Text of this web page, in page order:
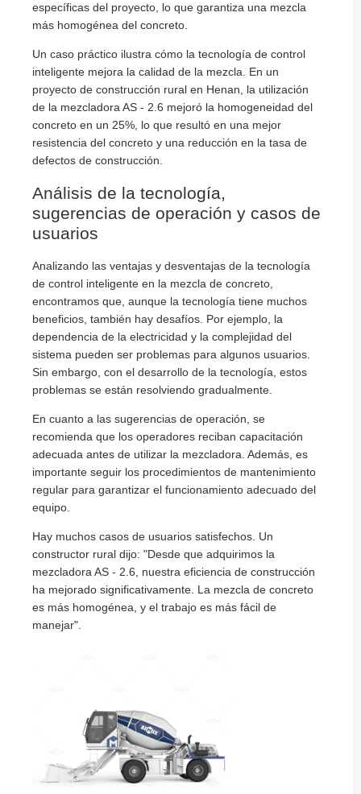
específicas del proyecto, lo que garantiza una mezcla
más homogénea del concreto.
Un caso práctico ilustra cómo la tecnología de control
inteligente mejora la calidad de la mezcla. En un
proyecto de construcción rural en Henan, la utilización
de la mezcladora AS - 2.6 mejoró la homogeneidad del
concreto en un 25%, lo que resultó en una mejor
resistencia del concreto y una reducción en la tasa de
defectos de construcción.
Análisis de la tecnología,
sugerencias de operación y casos de
usuarios
Analizando las ventajas y desventajas de la tecnología
de control inteligente en la mezcla de concreto,
encontramos que, aunque la tecnología tiene muchos
beneficios, también hay desafíos. Por ejemplo, la
dependencia de la electricidad y la complejidad del
sistema pueden ser problemas para algunos usuarios.
Sin embargo, con el desarrollo de la tecnología, estos
problemas se están resolviendo gradualmente.
En cuanto a las sugerencias de operación, se
recomienda que los operadores reciban capacitación
adecuada antes de utilizar la mezcladora. Además, es
importante seguir los procedimientos de mantenimiento
regular para garantizar el funcionamiento adecuado del
equipo.
Hay muchos casos de usuarios satisfechos. Un
constructor rural dijo: "Desde que adquirimos la
mezcladora AS - 2.6, nuestra eficiencia de construcción
ha mejorado significativamente. La mezcla de concreto
es más homogénea, y el trabajo es más fácil de
manejar".